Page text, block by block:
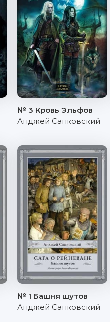
№ 3 Кровь Эльфов
Анджей Сапковский
№ 1 Башня шутов
Анджей Сапковский